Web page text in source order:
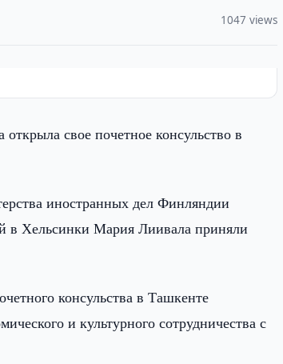
1047 views
свое почетное консульство в
иностранных дел Финляндии
в Хельсинки Мария Лиивала приняли
консульства в Ташкенте
и культурного сотрудничества с